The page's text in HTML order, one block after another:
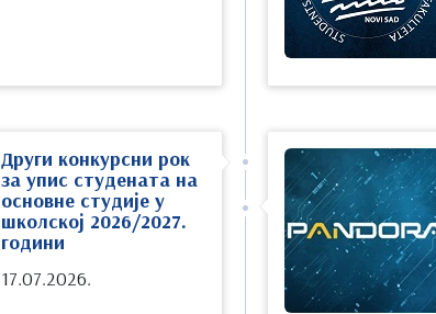
Други конкурсни рок
за упис студената на
основне студије у
школској 2026/2027.
години
17.07.2026.